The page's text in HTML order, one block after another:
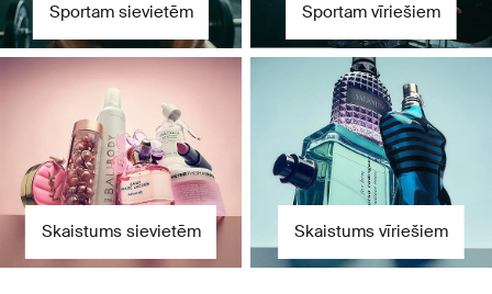
Sportam sievietēm Sportam vīriešiem
Skaistums sievietēm Skaistums vīriešiem